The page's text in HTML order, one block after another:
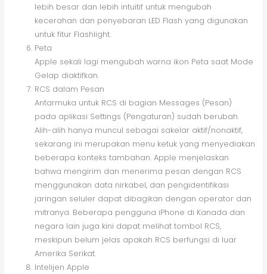
lebih besar dan lebih intuitif untuk mengubah
kecerahan dan penyebaran LED Flash yang digunakan
untuk fitur Flashlight.
Peta
Apple sekali lagi mengubah warna ikon Peta saat Mode
Gelap diaktifkan.
RCS dalam Pesan
Antarmuka untuk RCS di bagian Messages (Pesan)
pada aplikasi Settings (Pengaturan) sudah berubah.
Alih-alih hanya muncul sebagai sakelar aktif/nonaktif,
sekarang ini merupakan menu ketuk yang menyediakan
beberapa konteks tambahan. Apple menjelaskan
bahwa mengirim dan menerima pesan dengan RCS
menggunakan data nirkabel, dan pengidentifikasi
jaringan seluler dapat dibagikan dengan operator dan
mitranya. Beberapa pengguna iPhone di Kanada dan
negara lain juga kini dapat melihat tombol RCS,
meskipun belum jelas apakah RCS berfungsi di luar
Amerika Serikat.
Intelijen Apple